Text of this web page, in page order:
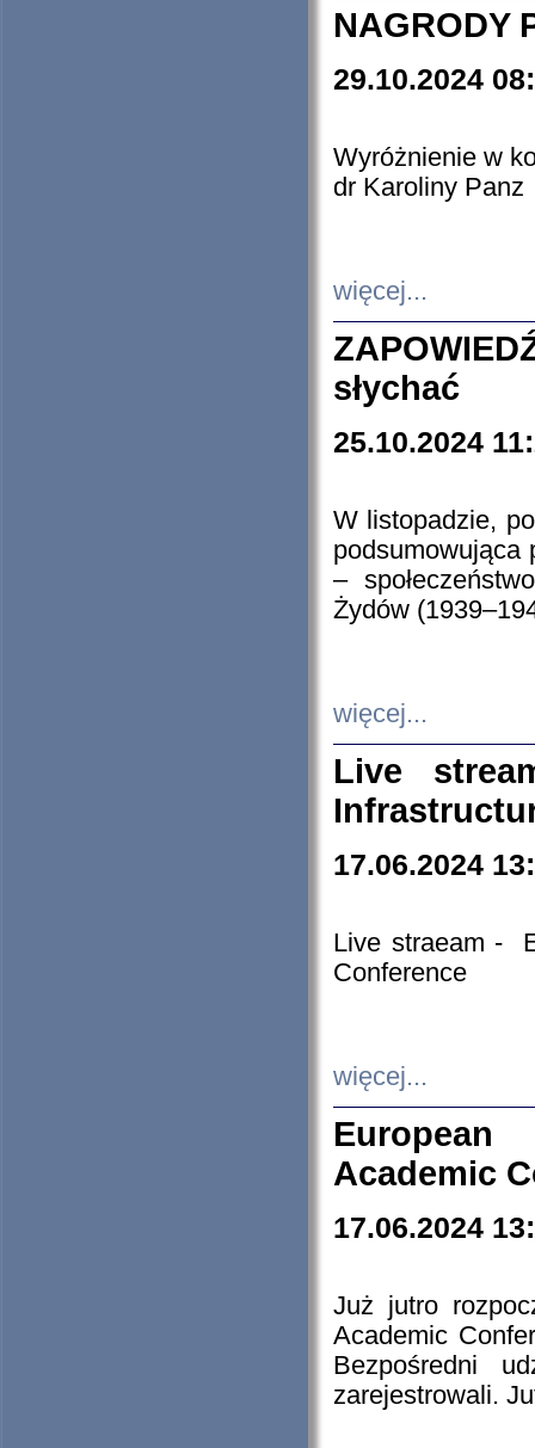
NAGRODY
29.10.2024
Wyróżnienie w
dr Karoliny Panz
więcej...
słychać
25.10.2024
W listopadzie,
podsumowująca
–
Żydów
więcej...
Live
17.06.2024
Live straeam -
Conference
więcej...
European
Academic
17.06.2024
Już jutro
Academic
Bezpośredni
zarejestrowali.